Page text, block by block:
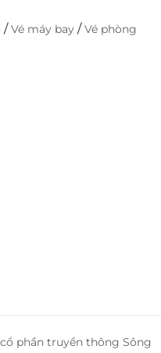
/Vé máy bay /Vé phòng
phần truyền thông Sông